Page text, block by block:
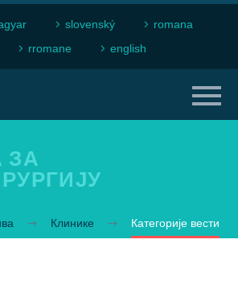
slovenský
romana
rromane english
ЗA
Клинике Категорије вести